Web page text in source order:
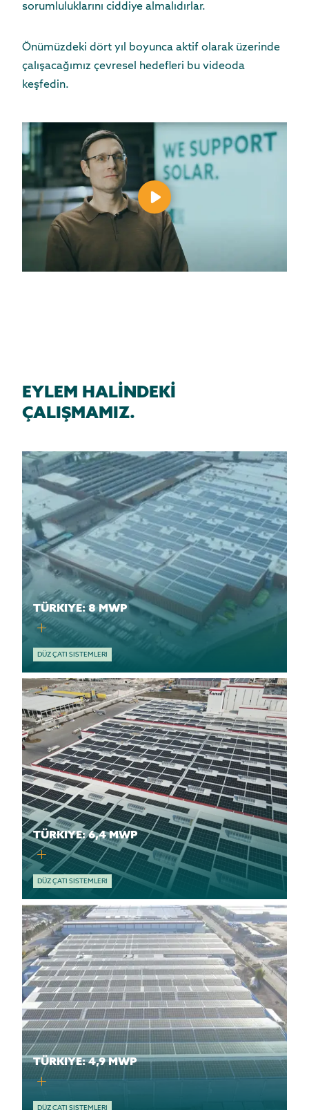
sorumluluklarını ciddiye almalıdırlar.
Önümüzdeki dört yıl boyunca aktif olarak üzerinde
çalışacağımız çevresel hedefleri bu videoda
keşfedin.
EYLEM HALİNDEKİ
ÇALIŞMAMIZ.
TÜRKIYE: 8 MWP
DÜZ ÇATI SISTEMLERI
TÜRKIYE: 6,4 MWP
DÜZ ÇATI SISTEMLERI
TÜRKIYE: 4,9 MWP
DÜZ ÇATI SISTEMLERI